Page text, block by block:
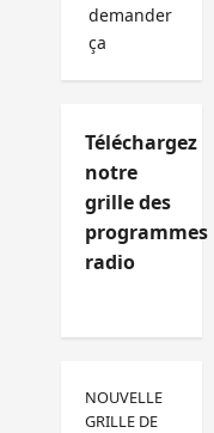
demander
ça
Téléchargez
notre
grille des
programmes
radio
NOUVELLE
GRILLE DE